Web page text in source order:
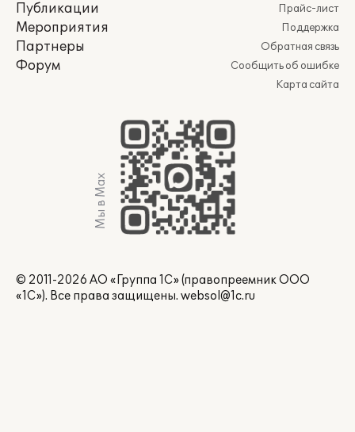
Публикации
Мероприятия
Партнеры
Форум
Прайс-лист
Поддержка
Обратная связь
Сообщить об ошибке
Карта сайта
Мы в Max
© 2011-2026 АО «Группа 1С» (правопреемник ООО
«1С»). Все права защищены. websol@1c.ru